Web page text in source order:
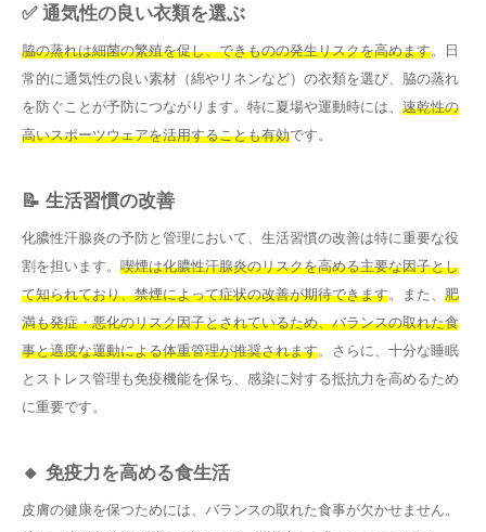
✅ 通気性の良い衣類を選ぶ
脇の蒸れは細菌の繁殖を促し、できものの発生リスクを高めます。日
常的に通気性の良い素材（綿やリネンなど）の衣類を選び、脇の蒸れ
を防ぐことが予防につながります。特に夏場や運動時には、 速乾性の
高いスポーツウェアを活用することも有効です。
📝 生活習慣の改善
化膿性汗腺炎の予防と管理において、生活習慣の改善は特に重要な役
割を担います。 喫煙は化膿性汗腺炎のリスクを高める主要な因子とし
て知られており、禁煙によって症状の改善が期待できます。また、 肥
満も発症・悪化のリスク因子とされているため、バランスの取れた食
事と適度な運動による体重管理が推奨されます。さらに、十分な睡眠
とストレス管理も免疫機能を保ち、感染に対する抵抗力を高めるため
に重要です。
🔸 免疫力を高める食生活
皮膚の健康を保つためには、バランスの取れた食事が欠かせません。